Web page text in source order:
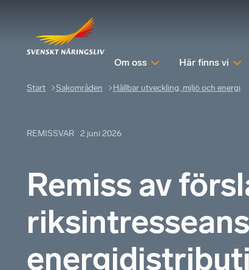
Om oss Här finns vi
Start Sakområden Hållbar utveckling, miljö och energi
REMISSVAR 2 juni 2026
Remiss av